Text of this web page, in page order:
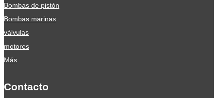
Bombas de pistón
Bombas marinas
válvulas
motores
Más
Contacto